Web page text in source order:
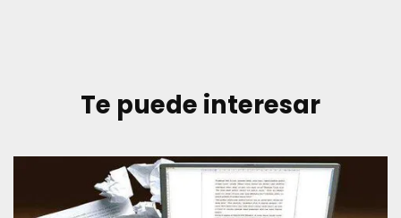
Te puede interesar